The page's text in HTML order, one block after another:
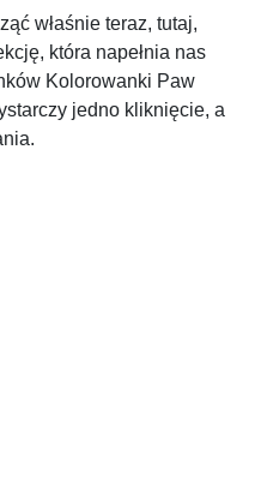
właśnie teraz, tutaj,
która napełnia nas
Kolorowanki Paw
jedno kliknięcie, a